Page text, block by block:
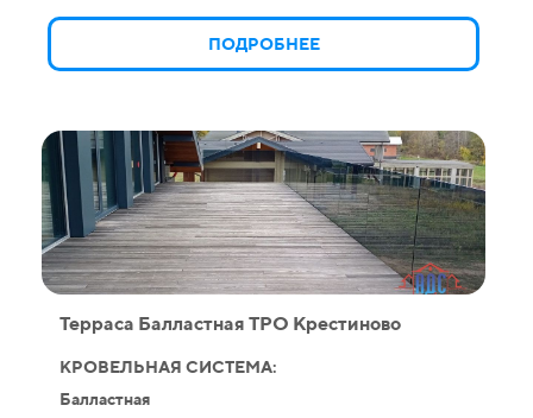
ПОДРОБНЕЕ
Терраса Балластная ТРО Крестиново
КРОВЕЛЬНАЯ СИСТЕМА:
Балластная